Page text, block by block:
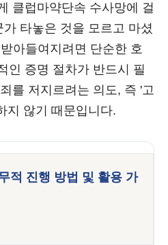
클럽마약단속 수사망에 걸
타놓은 것을 모르고 마셨
아들여지려면 단순한 호
인 증명 절차가 반드시 필
를 저지르려는 의도, 즉 '고
지 않기 때문입니다.
적 진행 방법 및 활용 가